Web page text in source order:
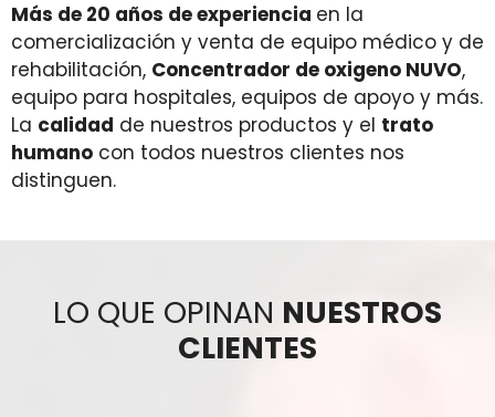
Más de 20 años de experiencia en la
comercialización y venta de equipo médico y de
rehabilitación, Concentrador de oxigeno NUVO,
equipo para hospitales, equipos de apoyo y más.
La calidad de nuestros productos y el trato
humano con todos nuestros clientes nos
distinguen.
LO QUE OPINAN NUESTROS
CLIENTES